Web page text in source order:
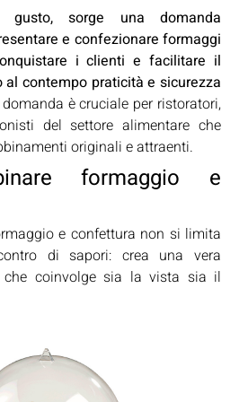
sorge una domanda
e confezionare formaggi
i clienti e facilitare il
al contempo praticità e sicurezza
è cruciale per ristoratori,
del settore alimentare che
originali e attraenti.
formaggio e
e confettura non si limita
di sapori: crea una vera
coinvolge sia la vista sia il